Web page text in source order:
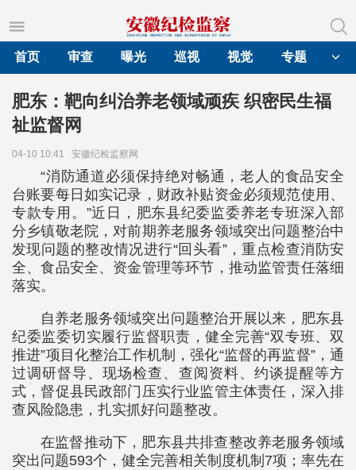
首页
审查 曝光 巡视 视觉 专题
肥东：靶向纠治养老领域顽疾 织密民生福
祉监督网
04-10 10:41 安徽纪检监察网
“消防通道必须保持绝对畅通，老人的食品安全
台账要每日如实记录，财政补贴资金必须规范使用、
专款专用。”近日，肥东县纪委监委养老专班深入部
分乡镇敬老院，对前期养老服务领域突出问题整治中
发现问题的整改情况进行“回头看”，重点检查消防安
全、食品安全、资金管理等环节，推动监管责任落细
落实。
自养老服务领域突出问题整治开展以来，肥东县
纪委监委切实履行监督职责，健全完善“双专班、双
推进”项目化整治工作机制，强化“监督的再监督”，通
过调研督导、现场检查、查阅资料、约谈提醒等方
式，督促县民政部门压实行业监管主体责任，深入排
查风险隐患，扎实抓好问题整改。
在监督推动下，肥东县共排查整改养老服务领域
突出问题593个，健全完善相关制度机制7项；率先在